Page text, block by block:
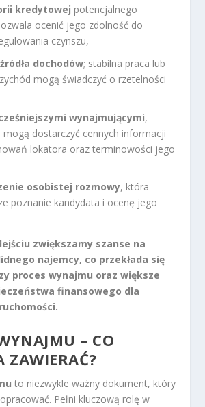
kredytowej potencjalnego
ocenić jego zdolność do
czynszu,
dochodów; stabilna praca lub
mogą świadczyć o rzetelności
wynajmującymi,
mogą dostarczyć cennych informacji
lokatora oraz terminowości jego
osobistej rozmowy, która
poznanie kandydata i ocenę jego
zwiększamy szanse na
najemcy, co przekłada się
proces wynajmu oraz większe
finansowego dla
– CO
ZAWIERAĆ?
to niezwykle ważny dokument, który
Pełni kluczową rolę w